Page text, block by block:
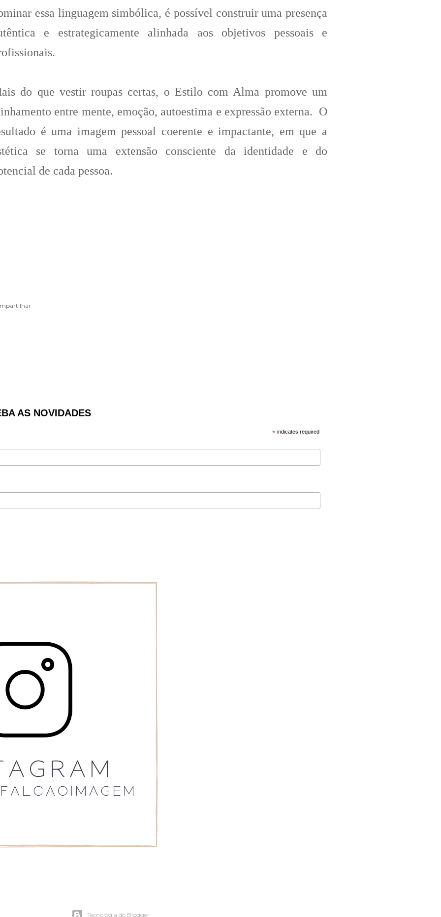
essa linguagem simbólica, é possível construir uma presença
e estrategicamente alinhada aos objetivos pessoais e
do que vestir roupas certas, o Estilo com Alma promove um
entre mente, emoção, autoestima e expressão externa. O
é uma imagem pessoal coerente e impactante, em que a
se torna uma extensão consciente da identidade e do
de cada pessoa.
AS NOVIDADES
* indicates required
Tecnologia do Blogger